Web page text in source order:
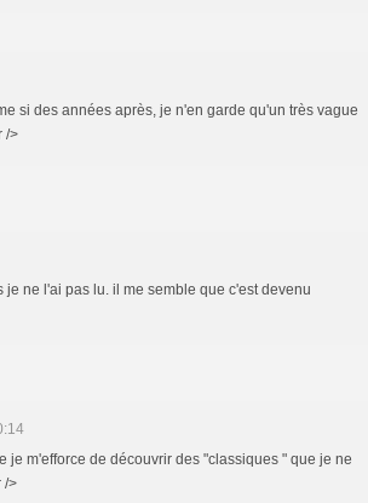
si des années après, je n'en garde qu'un très vague
/>
ne l'ai pas lu. il me semble que c'est devenu
je m'efforce de découvrir des "classiques " que je ne
/>